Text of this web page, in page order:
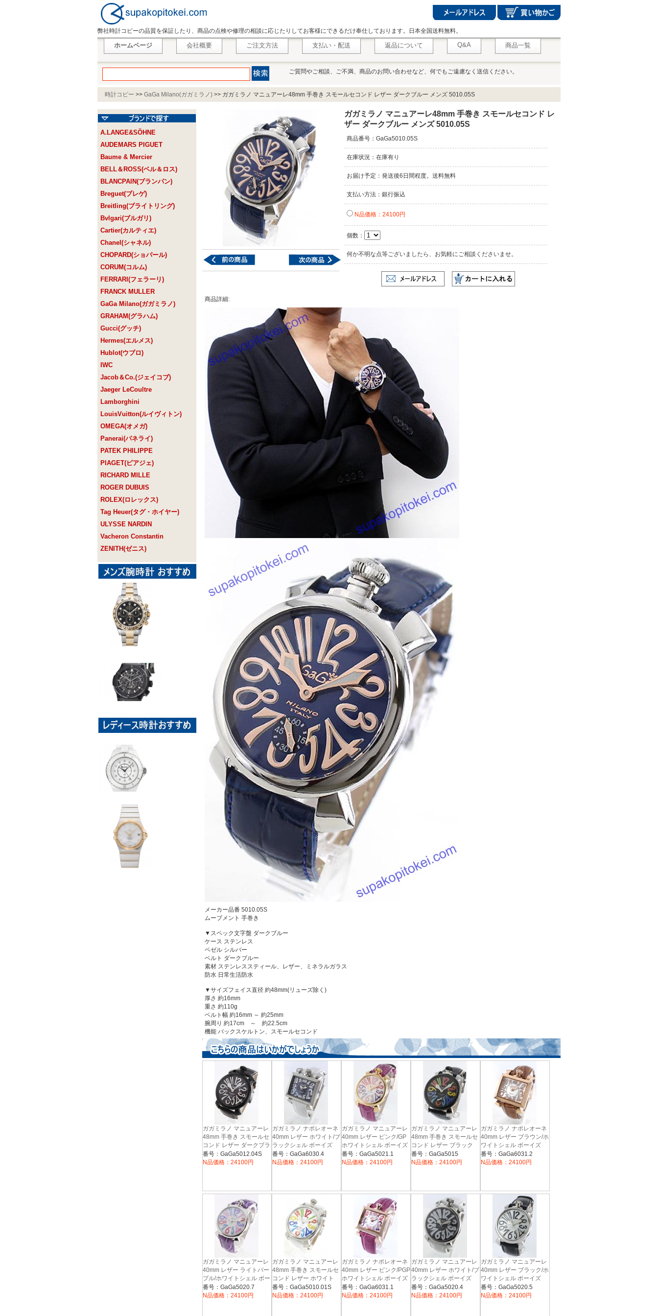
弊社時計コピーの品質を保証したり、商品の点検や修理の相談に応じたりしてお客様にできるだけ奉仕しております。日本全国送料無料。
ホームページ 会社概要 ご注文方法 支払い・配送 返品について Q&A 商品一覧
ご質問やご相談、ご不満、商品のお問い合わせなど、何でもご遠慮なく送信ください。
時計コピー >> GaGa Milano(ガガミラノ) >> ガガミラノ マニュアーレ48mm 手巻き スモールセコンド レザー ダークブルー メンズ 5010.05S
A.LANGE&SÖHNE
AUDEMARS PIGUET
Baume & Mercier
BELL＆ROSS(ベル＆ロス)
BLANCPAIN(ブランパン)
Breguet(ブレゲ)
Breitling(ブライトリング)
Bvlgari(ブルガリ)
Cartier(カルティエ)
Chanel(シャネル)
CHOPARD(ショパール)
CORUM(コルム)
FERRARI(フェラーリ)
FRANCK MULLER
GaGa Milano(ガガミラノ)
GRAHAM(グラハム)
Gucci(グッチ)
Hermes(エルメス)
Hublot(ウブロ)
IWC
Jacob＆Co.(ジェイコブ)
Jaeger LeCoultre
Lamborghini
LouisVuitton(ルイヴィトン)
OMEGA(オメガ)
Panerai(パネライ)
PATEK PHILIPPE
PIAGET(ピアジェ)
RICHARD MILLE
ROGER DUBUIS
ROLEX(ロレックス)
Tag Heuer(タグ・ホイヤー)
ULYSSE NARDIN
Vacheron Constantin
ZENITH(ゼニス)
ガガミラノ マニュアーレ48mm 手巻き スモールセコンド レ
ザー ダークブルー メンズ 5010.05S
商品番号：GaGa5010.05S
在庫状況：在庫有り
お届け予定：発送後6日間程度。送料無料
支払い方法：銀行振込
N品価格：24100円
個数：
何か不明な点等ございましたら、お気軽にご相談くださいませ。
商品詳細:
メーカー品番 5010.05S
ムーブメント 手巻き
▼スペック文字盤 ダークブルー
ケース ステンレス
ベゼル シルバー
ベルト ダークブルー
素材 ステンレススティール、レザー、ミネラルガラス
防水 日常生活防水
▼サイズフェイス直径 約48mm(リューズ除く)
厚さ 約16mm
重さ 約110g
ベルト幅 約16mm ～ 約25mm
腕周り 約17cm ～ 約22.5cm
機能 バックスケルトン、スモールセコンド
ガガミラノ マニュアーレ
48mm 手巻き スモールセ
コンド レザー ダークブラ
ウン メンズ 5012.04S
番号：GaGa5012.04S
N品価格：24100円
ガガミラノ ナポレオーネ
40mm レザー ホワイト/ブ
ラックシェル ボーイズ
6030.4
番号：GaGa6030.4
N品価格：24100円
ガガミラノ マニュアーレ
40mm レザー ピンク/GP
ホワイトシェル ボーイズ
5021.1
番号：GaGa5021.1
N品価格：24100円
ガガミラノ マニュアーレ
48mm 手巻き スモールセ
コンド レザー ブラック
メンズ 5015
番号：GaGa5015
N品価格：24100円
ガガミラノ ナポレオーネ
40mm レザー ブラウン/ホ
ワイトシェル ボーイズ
6031.2
番号：GaGa6031.2
N品価格：24100円
ガガミラノ マニュアーレ
40mm レザー ライトパー
プル/ホワイトシェル ボー
イズ 5020.7
番号：GaGa5020.7
N品価格：24100円
ガガミラノ マニュアーレ
48mm 手巻き スモールセ
コンド レザー ホワイト
メンズ 5010.01S
番号：GaGa5010.01S
N品価格：24100円
ガガミラノ ナポレオーネ
40mm レザー ピンク/PGP
ホワイトシェル ボーイズ
6031.1
番号：GaGa6031.1
N品価格：24100円
ガガミラノ マニュアーレ
40mm レザー ホワイト/ブ
ラックシェル ボーイズ
5020.4
番号：GaGa5020.4
N品価格：24100円
ガガミラノ マニュアーレ
40mm レザー ブラック/ホ
ワイトシェル ボーイズ
5020.5
番号：GaGa5020.5
N品価格：24100円